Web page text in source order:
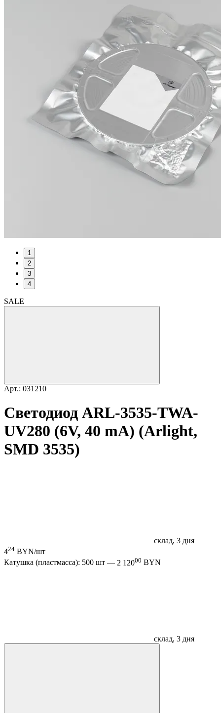
1
2
3
4
SALE
Арт.: 031210
Светодиод ARL-3535-TWA-
UV280 (6V, 40 mA) (Arlight,
SMD 3535)
склад, 3 дня
424 BYN/шт
Катушка (пластмасса): 500 шт — 2 12000 BYN
склад, 3 дня